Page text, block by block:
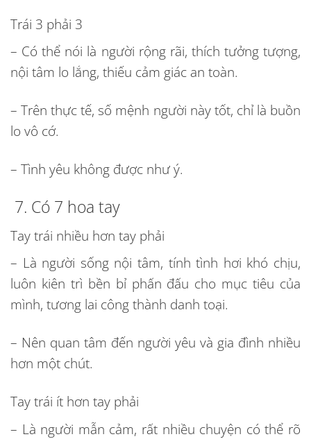
Trái 3 phải 3
– Có thể nói là người rộng rãi, thích tưởng tượng,
nội tâm lo lắng, thiếu cảm giác an toàn.
– Trên thực tế, số mệnh người này tốt, chỉ là buồn
lo vô cớ.
– Tình yêu không được như ý.
7. Có 7 hoa tay
Tay trái nhiều hơn tay phải
– Là người sống nội tâm, tính tình hơi khó chịu,
luôn kiên trì bền bỉ phấn đấu cho mục tiêu của
mình, tương lai công thành danh toại.
– Nên quan tâm đến người yêu và gia đình nhiều
hơn một chút.
Tay trái ít hơn tay phải
– Là người mẫn cảm, rất nhiều chuyện có thể rõ